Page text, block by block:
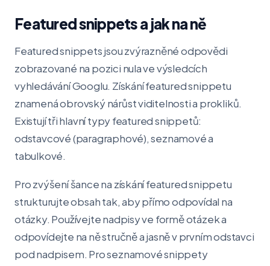
Featured snippets a jak na ně
Featured snippets jsou zvýrazněné odpovědi
zobrazované na pozici nula ve výsledcích
vyhledávání Googlu. Získání featured snippetu
znamená obrovský nárůst viditelnosti a prokliků.
Existují tři hlavní typy featured snippetů:
odstavcové (paragraphové), seznamové a
tabulkové.
Pro zvýšení šance na získání featured snippetu
strukturujte obsah tak, aby přímo odpovídal na
otázky. Používejte nadpisy ve formě otázek a
odpovídejte na ně stručně a jasně v prvním odstavci
pod nadpisem. Pro seznamové snippety